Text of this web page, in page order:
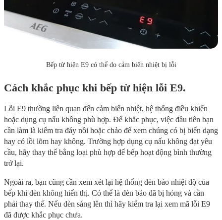
Bếp từ hiện E9 có thể do cảm biến nhiệt bị lỗi
Cách khắc phục khi bếp từ hiện lỗi E9.
Lỗi E9 thường liên quan đến cảm biến nhiệt, hệ thống điều khiển
hoặc dụng cụ nấu không phù hợp. Để khắc phục, việc đầu tiên bạn
cần làm là kiểm tra đáy nồi hoặc chảo để xem chúng có bị biến dạng
hay có lồi lõm hay không. Trường hợp dụng cụ nấu không đạt yêu
cầu, hãy thay thế bằng loại phù hợp để bếp hoạt động bình thường
trở lại.
Ngoài ra, bạn cũng cần xem xét lại hệ thống đèn báo nhiệt độ của
bếp khi đèn không hiển thị. Có thể là đèn báo đã bị hỏng và cần
phải thay thế. Nếu đèn sáng lên thì hãy kiểm tra lại xem mã lỗi E9
đã được khắc phục chưa.